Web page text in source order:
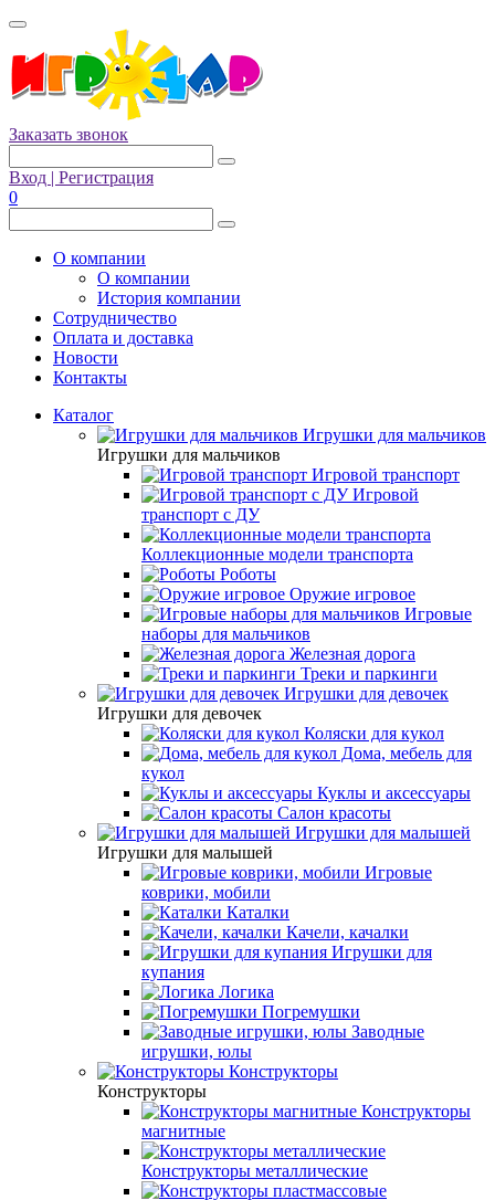
Заказать звонок
Вход | Регистрация
0
О компании
О компании
История компании
Сотрудничество
Оплата и доставка
Новости
Контакты
Каталог
Игрушки для мальчиков
Игрушки для мальчиков
Игровой транспорт
Игровой
транспорт с ДУ
Коллекционные модели транспорта
Роботы
Оружие игровое
Игровые
наборы для мальчиков
Железная дорога
Треки и паркинги
Игрушки для девочек
Игрушки для девочек
Коляски для кукол
Дома, мебель для
кукол
Куклы и аксессуары
Салон красоты
Игрушки для малышей
Игрушки для малышей
Игровые
коврики, мобили
Каталки
Качели, качалки
Игрушки для
купания
Логика
Погремушки
Заводные
игрушки, юлы
Конструкторы
Конструкторы
Конструкторы
магнитные
Конструкторы металлические